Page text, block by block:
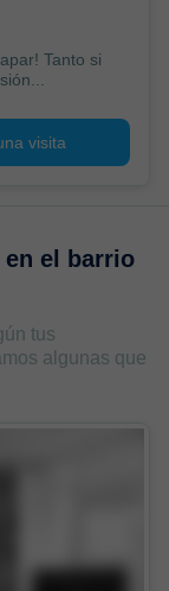
Tanto si
visita
el barrio
tus
algunas que